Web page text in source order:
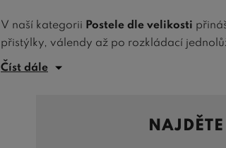
V naší kategorii Postele dle velikosti
přistýlky, válendy až po rozkládací
odpovídá vašemu prostoru a potřebám.
Číst dále
NAJDĚTE